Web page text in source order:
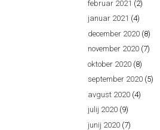
februar 2021 (2)
januar 2021 (4)
december 2020 (8)
november 2020 (7)
oktober 2020 (8)
september 2020 (5)
avgust 2020 (4)
julij 2020 (9)
junij 2020 (7)